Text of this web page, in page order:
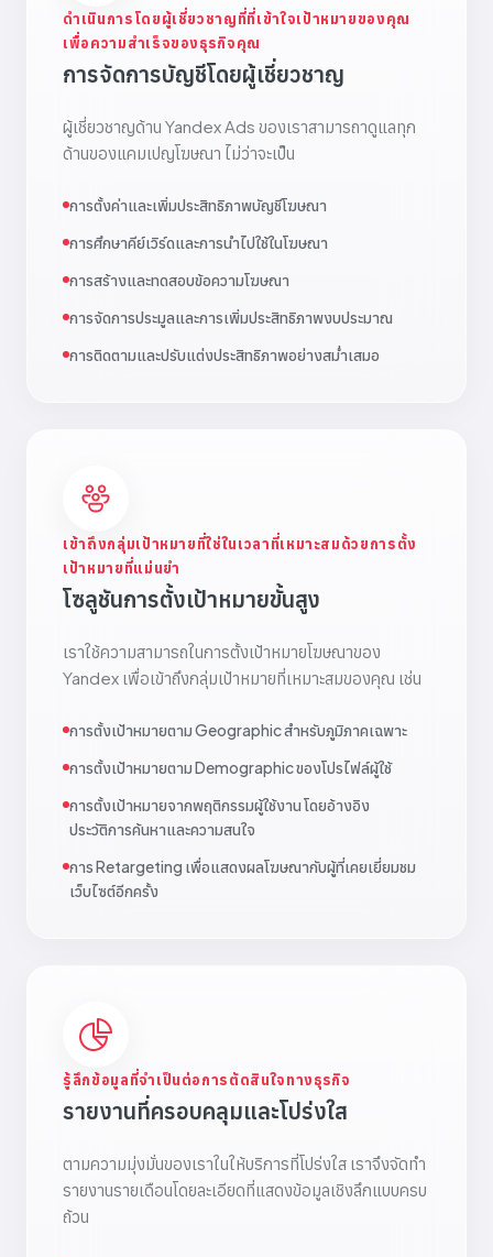
ดำเนินการโดยผู้เชี่ยวชาญที่ที่เข้าใจเป้าหมายของคุณ
เพื่อความสำเร็จของธุรกิจคุณ
การจัดการบัญชีโดยผู้เชี่ยวชาญ
ผู้เชี่ยวชาญด้าน Yandex Ads ของเราสามารถาดูแลทุก
ด้านของแคมเปญโฆษณา ไม่ว่าจะเป็น
การตั้งค่าและเพิ่มประสิทธิภาพบัญชีโฆษณา
การศึกษาคีย์เวิร์ดและการนำไปใช้ในโฆษณา
การสร้างและทดสอบข้อความโฆษณา
การจัดการประมูลและการเพิ่มประสิทธิภาพงบประมาณ
การติดตามและปรับแต่งประสิทธิภาพอย่างสม่ำเสมอ
เข้าถึงกลุ่มเป้าหมายที่ใช่ในเวลาที่เหมาะสมด้วยการตั้ง
เป้าหมายที่แม่นยำ
โซลูชันการตั้งเป้าหมายขั้นสูง
เราใช้ความสามารถในการตั้งเป้าหมายโฆษณาของ
Yandex เพื่อเข้าถึงกลุ่มเป้าหมายที่เหมาะสมของคุณ เช่น
การตั้งเป้าหมายตาม Geographic สำหรับภูมิภาคเฉพาะ
การตั้งเป้าหมายตาม Demographic ของโปรไฟล์ผู้ใช้
การตั้งเป้าหมายจากพฤติกรรมผู้ใช้งาน โดยอ้างอิง
ประวัติการค้นหาและความสนใจ
การ Retargeting เพื่อแสดงผลโฆษณากับผู้ที่เคยเยี่ยมชม
เว็บไซต์อีกครั้ง
รู้ลึกข้อมูลที่จำเป็นต่อการตัดสินใจทางธุรกิจ
รายงานที่ครอบคลุมและโปร่งใส
ตามความมุ่งมั่นของเราในให้บริการที่โปร่งใส เราจึงจัดทำ
รายงานรายเดือนโดยละเอียดที่แสดงข้อมูลเชิงลึกแบบครบ
ถ้วน